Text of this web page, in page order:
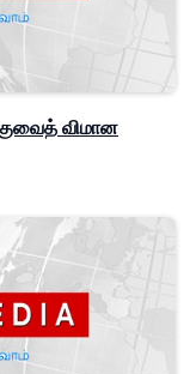
குவைத் விமான